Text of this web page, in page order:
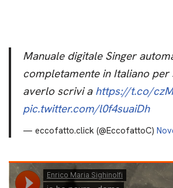
Manuale digitale Singer
completamente in Italiano per
averlo scrivi a https://t.co/
pic.twitter.com/l0f4suaiDh
— eccofatto.click (@EccofattoC)